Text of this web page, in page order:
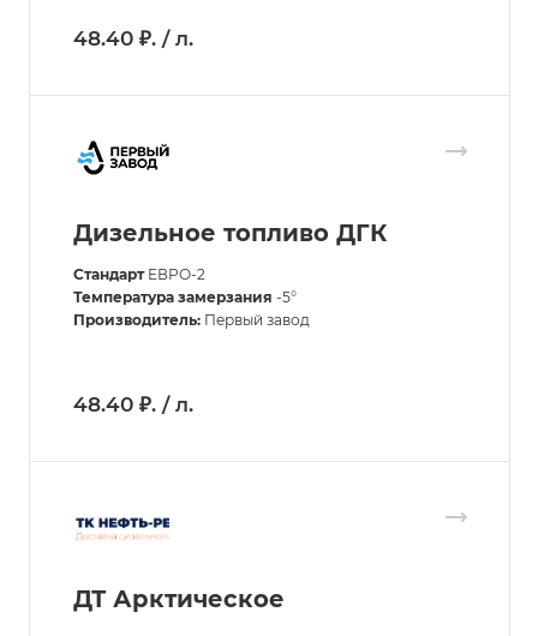
48.40 ₽. / л.
Дизельное топливо ДГК
СтандартЕВРО-2
Температура замерзания -5°
Производитель: Первый завод
48.40 ₽. / л.
ДТ Арктическое